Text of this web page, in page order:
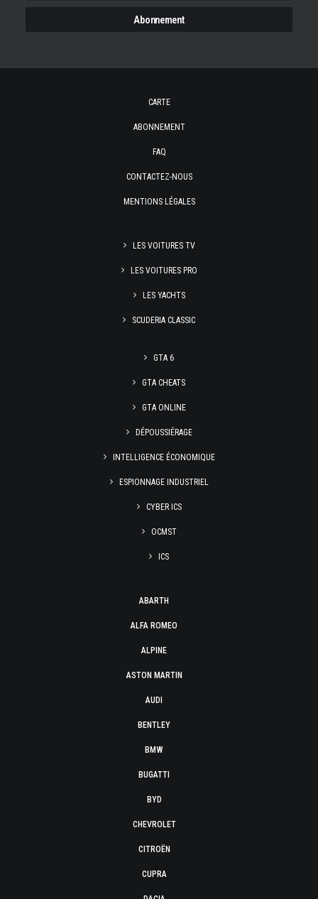
CARTE
ABONNEMENT
FAQ
CONTACTEZ-NOUS
MENTIONS LÉGALES
LES VOITURES TV
LES VOITURES PRO
LES YACHTS
SCUDERIA CLASSIC
GTA 6
GTA CHEATS
GTA ONLINE
DÉPOUSSIÉRAGE
INTELLIGENCE ÉCONOMIQUE
ESPIONNAGE INDUSTRIEL
CYBER ICS
OCMST
ICS
ABARTH
ALFA ROMEO
ALPINE
ASTON MARTIN
AUDI
BENTLEY
BMW
BUGATTI
BYD
CHEVROLET
CITROËN
CUPRA